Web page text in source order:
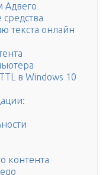
Адвего
текста онлайн
в Windows 10
контента